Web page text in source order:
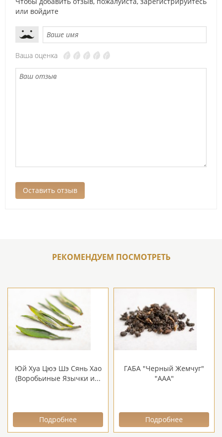
или войдите
Ваша оценка
РЕКОМЕНДУЕМ ПОСМОТРЕТЬ
Юй Хуа Цюэ Шэ Сянь Хао
(Воробьиные Язычки и...
Подробнее
ГАБА "Черный Жемчуг"
"ААА"
Подробнее